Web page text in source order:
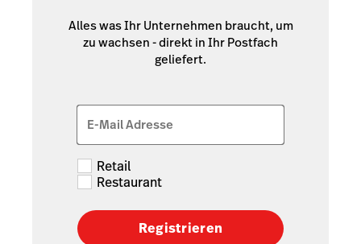
Alles was Ihr Unternehmen braucht, um
zu wachsen - direkt in Ihr Postfach
geliefert.
E-Mail Adresse
Retail
Restaurant
Registrieren